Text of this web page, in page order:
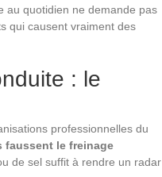
au quotidien ne demande pas
qui causent vraiment des
: le
professionnelles du
faussent le freinage
de sel suffit à rendre un radar